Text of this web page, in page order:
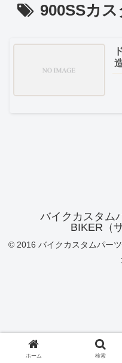
900SSカス
バイクカスタム
BIKER（
© 2016 バイクカスタムパー
ホーム 検索